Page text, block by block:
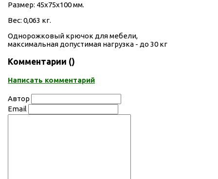
Размер: 45х75х100 мм.
Вес: 0,063 кг.
Однорожковый крючок для мебели,
максимальная допустимая нагрузка - до 30 кг
Комментарии ()
Написать комментарий
Автор
Email